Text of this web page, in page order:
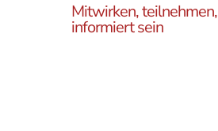
Mitwirken, teilnehmen,
informiert sein